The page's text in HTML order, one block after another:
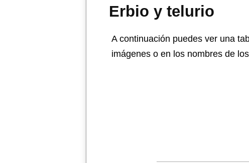
Erbio y telurio
A continuación puedes ver una
imágenes o en los nombres de